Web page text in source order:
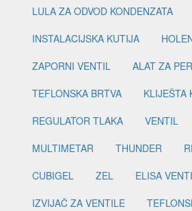
LULA ZA ODVOD KONDENZATA
INSTALACIJSKA KUTIJA
ZAPORNI VENTIL
ALAT ZA
TEFLONSKA BRTVA
KLIJEŠTA
REGULATOR TLAKA
VENTIL
MULTIMETAR
THUNDER
CUBIGEL
ZEL
ELISA
IZVIJAČ ZA VENTILE